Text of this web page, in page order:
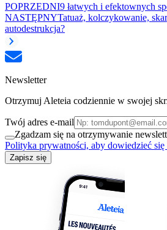
POPRZEDNI9 łatwych i efektownych
NASTĘPNYTatuaż, kolczykowanie,
autodestrukcja?
Newsletter
Otrzymuj Aleteia codziennie w swojej
Twój adres e-mail
Zgadzam się na otrzymywanie
Polityka prywatności, aby dowiedzieć się
Zapisz się